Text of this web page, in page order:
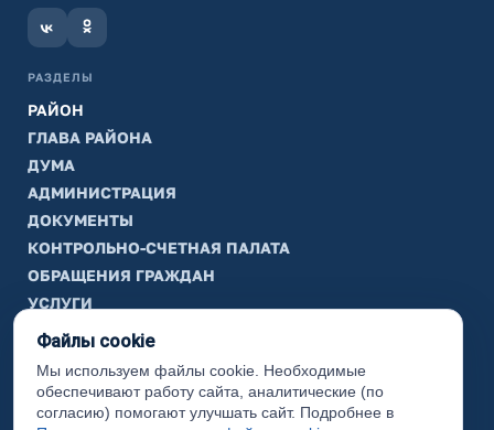
РАЗДЕЛЫ
РАЙОН
ГЛАВА РАЙОНА
ДУМА
АДМИНИСТРАЦИЯ
ДОКУМЕНТЫ
КОНТРОЛЬНО-СЧЕТНАЯ ПАЛАТА
ОБРАЩЕНИЯ ГРАЖДАН
УСЛУГИ
ТИК
ИНФОРМАЦИЯ
Законодательная карта
Файлы cookie
Мы используем файлы cookie. Необходимые
обеспечивают работу сайта, аналитические (по
согласию) помогают улучшать сайт. Подробнее в